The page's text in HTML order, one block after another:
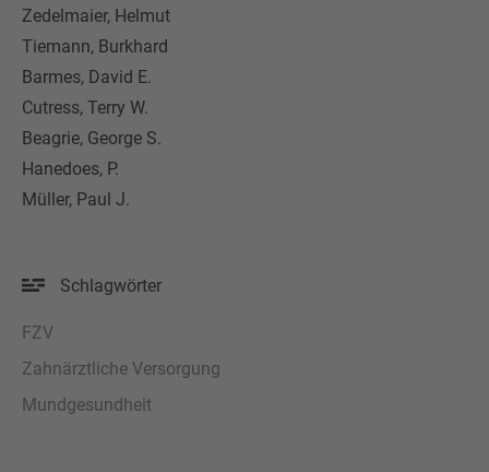
Zedelmaier, Helmut
Tiemann, Burkhard
Barmes, David E.
Cutress, Terry W.
Beagrie, George S.
Hanedoes, P.
Müller, Paul J.
Schlagwörter
FZV
Zahnärztliche Versorgung
Mundgesundheit